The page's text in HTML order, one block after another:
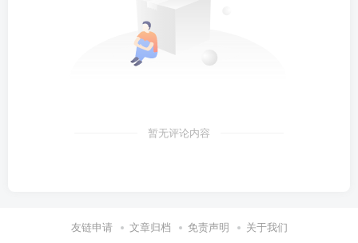
暂无评论内容
友链申请 文章归档 免责声明 关于我们